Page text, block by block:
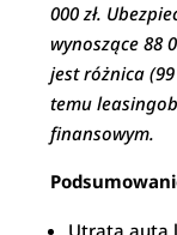
000 zł.
wynoszące 88
jest różnica
temu
finansowym.
Utrata auta